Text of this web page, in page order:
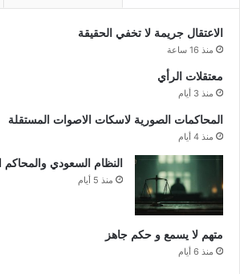
الاعتقال جريمة لا تخفي الحقيقة
منذ 16 ساعة
معتقلات الرأي
منذ 3 أيام
المحاكمات الصورية لاسكات الاصوات المستقلة
منذ 4 أيام
النظام السعودي والمحاكم
منذ 5 أيام
متهم لا يسمع و حكم جاهز
منذ 6 أيام